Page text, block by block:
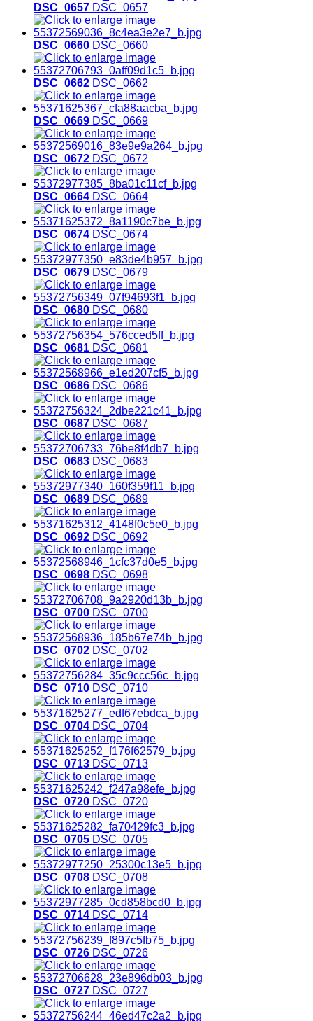
DSC_0657 DSC_0657
DSC_0660 DSC_0660
DSC_0662 DSC_0662
DSC_0669 DSC_0669
DSC_0672 DSC_0672
DSC_0664 DSC_0664
DSC_0674 DSC_0674
DSC_0679 DSC_0679
DSC_0680 DSC_0680
DSC_0681 DSC_0681
DSC_0686 DSC_0686
DSC_0687 DSC_0687
DSC_0683 DSC_0683
DSC_0689 DSC_0689
DSC_0692 DSC_0692
DSC_0698 DSC_0698
DSC_0700 DSC_0700
DSC_0702 DSC_0702
DSC_0710 DSC_0710
DSC_0704 DSC_0704
DSC_0713 DSC_0713
DSC_0720 DSC_0720
DSC_0705 DSC_0705
DSC_0708 DSC_0708
DSC_0714 DSC_0714
DSC_0726 DSC_0726
DSC_0727 DSC_0727